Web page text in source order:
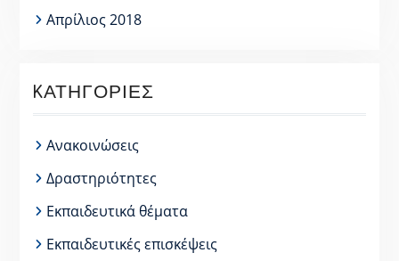
Απρίλιος 2018
KΑΤΗΓΟΡΊΕΣ
Ανακοινώσεις
Δραστηριότητες
Εκπαιδευτικά θέματα
Εκπαιδευτικές επισκέψεις